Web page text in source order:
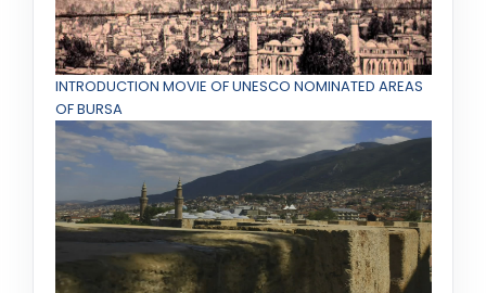
INTRODUCTION MOVIE OF UNESCO NOMINATED AREAS
OF BURSA